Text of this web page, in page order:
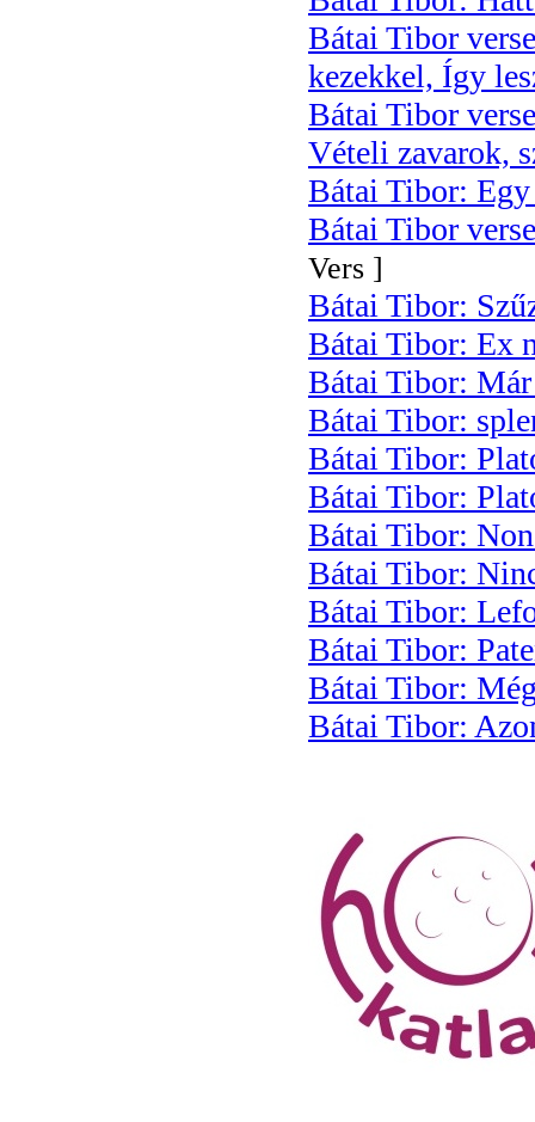
Bátai Tibor
kezekkel, Így
Bátai Tibor
Vételi zavarok,
Bátai Tibor: Egy
Bátai Tibor
Vers ]
Bátai Tibor:
Bátai Tibor: Ex
Bátai Tibor: Már
Bátai Tibor:
Bátai Tibor:
Bátai Tibor:
Bátai Tibor:
Bátai Tibor:
Bátai Tibor:
Bátai Tibor:
Bátai Tibor:
Bátai Tibor: